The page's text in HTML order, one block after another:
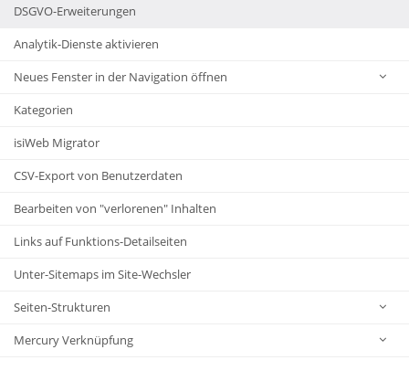
DSGVO-Erweiterungen
Analytik-Dienste aktivieren
Neues Fenster in der Navigation öffnen
Kategorien
isiWeb Migrator
CSV-Export von Benutzerdaten
Bearbeiten von "verlorenen" Inhalten
Links auf Funktions-Detailseiten
Unter-Sitemaps im Site-Wechsler
Seiten-Strukturen
Mercury Verknüpfung